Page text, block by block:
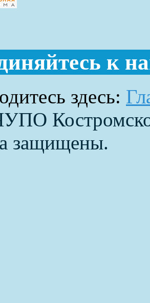
к
здесь:
защищены.